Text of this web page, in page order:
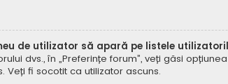
de utilizator să apară pe listele
dvs., în „Preferințe forum”, veți găsi opțiunea
Veți fi socotit ca utilizator ascuns.